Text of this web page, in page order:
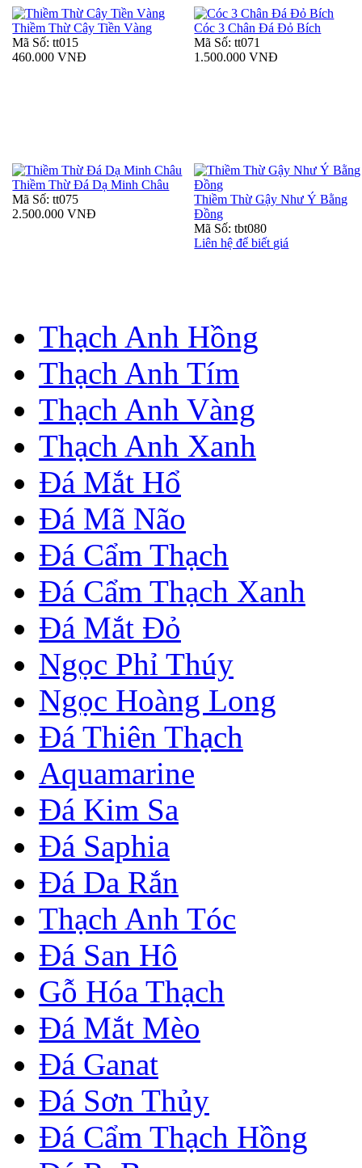
Thiềm Thừ Cây Tiền Vàng
Mã Số: tt015
460.000 VNĐ
Cóc 3 Chân Đá Đỏ Bích
Mã Số: tt071
1.500.000 VNĐ
Thiềm Thừ Đá Dạ Minh Châu
Mã Số: tt075
2.500.000 VNĐ
Thiềm Thừ Gậy Như Ý Bằng
Đồng
Mã Số: tbt080
Liên hệ để biết giá
Thạch Anh Hồng
Thạch Anh Tím
Thạch Anh Vàng
Thạch Anh Xanh
Đá Mắt Hổ
Đá Mã Não
Đá Cẩm Thạch
Đá Cẩm Thạch Xanh
Đá Mắt Đỏ
Ngọc Phỉ Thúy
Ngọc Hoàng Long
Đá Thiên Thạch
Aquamarine
Đá Kim Sa
Đá Saphia
Đá Da Rắn
Thạch Anh Tóc
Đá San Hô
Gỗ Hóa Thạch
Đá Mắt Mèo
Đá Ganat
Đá Sơn Thủy
Đá Cẩm Thạch Hồng